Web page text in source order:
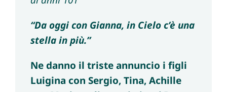
“Da oggi con Gianna, in Cielo c’è una
stella in più.”
Ne danno il triste annuncio i figli
Luigina con Sergio, Tina, Achille